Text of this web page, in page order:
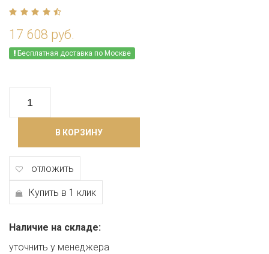
17 608 руб.
Бесплатная доставка по Москве
В КОРЗИНУ
отложить
Купить в 1 клик
Наличие на складе:
уточнить у менеджера